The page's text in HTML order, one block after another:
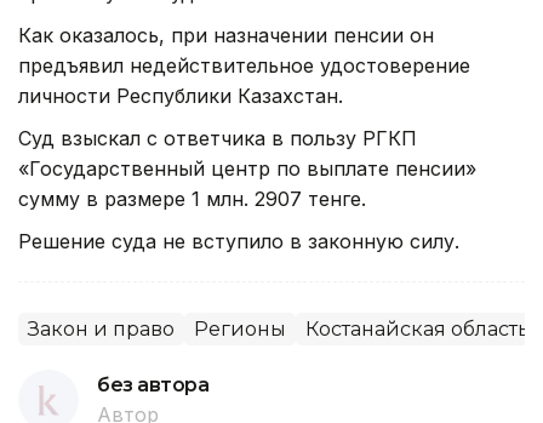
Как оказалось, при назначении пенсии он
предъявил недействительное удостоверение
личности Республики Казахстан.
Суд взыскал с ответчика в пользу РГКП
«Государственный центр по выплате пенсии»
сумму в размере 1 млн. 2907 тенге.
Решение суда не вступило в законную силу.
Закон и право Регионы Костанайская область
без автора
Автор